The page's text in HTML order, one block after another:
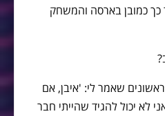
כך כמובן בארסה והמשחק
שאמר לי: 'איבן, אם
לא יכול להגיד שהייתי חבר